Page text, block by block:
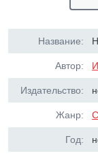
Название:
Автор:
Издательство:
Жанр:
Год: